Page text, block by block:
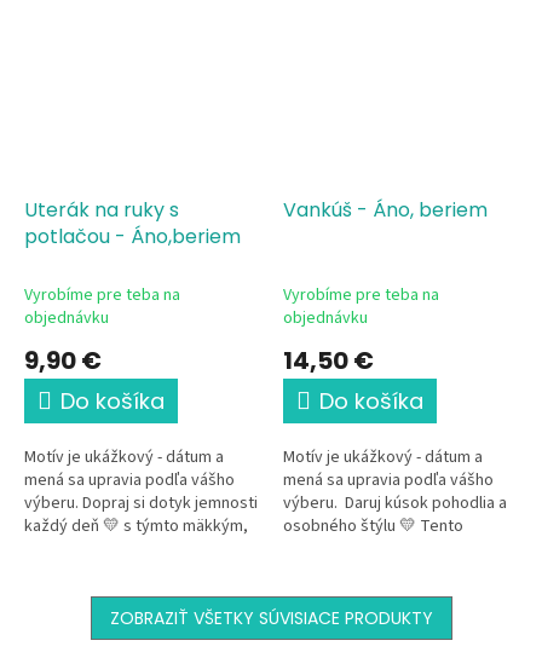
Uterák na ruky s
potlačou - Áno,beriem
Vyrobíme pre teba na
objednávku
9,90 €
Do košíka
Motív je ukážkový - dátum a
mená sa upravia podľa vášho
výberu. Dopraj si dotyk jemnosti
každý deň 💛 s týmto mäkkým,
Vankúš - Áno, beriem
Vyrobíme pre teba na
objednávku
14,50 €
Do košíka
Motív je ukážkový - dátum a
mená sa upravia podľa vášho
výberu. Daruj kúsok pohodlia a
osobného štýlu 💛 Tento
motívom...
ZOBRAZIŤ VŠETKY SÚVISIACE PRODUKTY